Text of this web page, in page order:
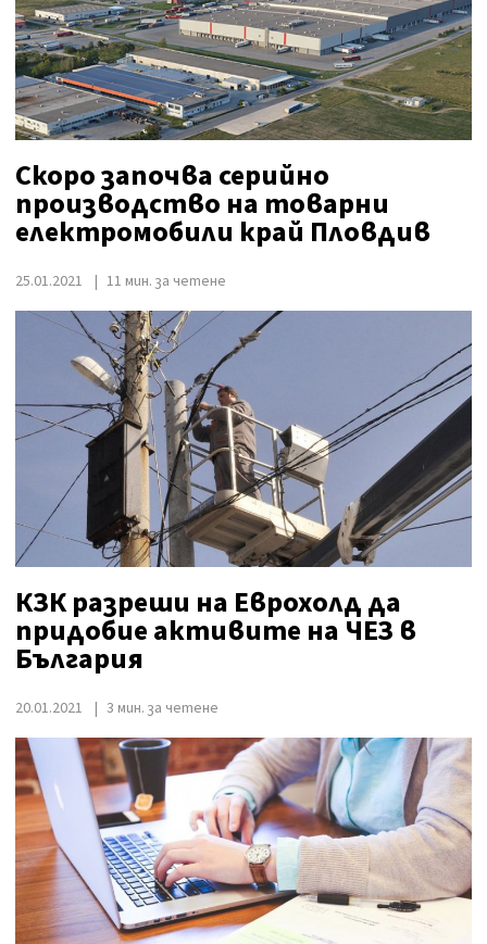
Скоро започва серийно
производство на товарни
електромобили край Пловдив
25.01.2021 11 мин. за четене
КЗК разреши на Еврохолд да
придобие активите на ЧЕЗ в
България
20.01.2021 3 мин. за четене